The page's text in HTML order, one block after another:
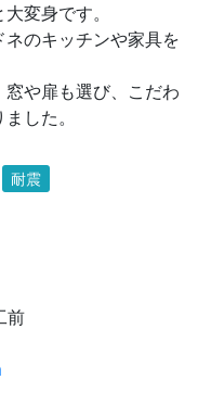
変身です。
のキッチンや家具を
や扉も選び、こだわ
した。
耐震